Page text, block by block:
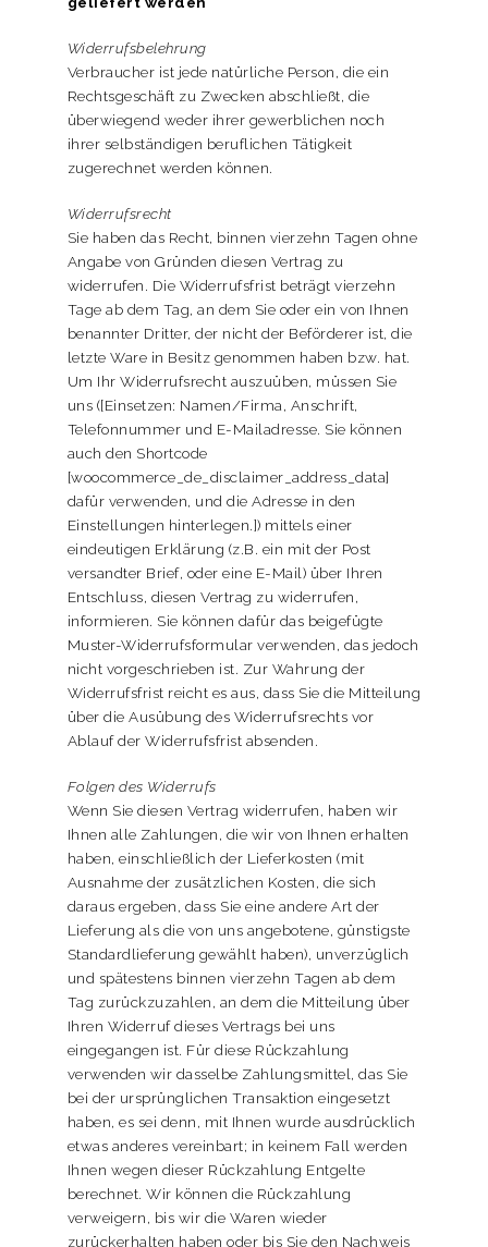
Widerrufsbelehrung
Verbraucher ist jede natürliche Person, die ein
Rechtsgeschäft zu Zwecken abschließt, die
überwiegend weder ihrer gewerblichen noch
ihrer selbständigen beruflichen Tätigkeit
zugerechnet werden können.
Widerrufsrecht
Sie haben das Recht, binnen vierzehn Tagen ohne
Angabe von Gründen diesen Vertrag zu
widerrufen. Die Widerrufsfrist beträgt vierzehn
Tage ab dem Tag, an dem Sie oder ein von Ihnen
benannter Dritter, der nicht der Beförderer ist, die
letzte Ware in Besitz genommen haben bzw. hat.
Um Ihr Widerrufsrecht auszuüben, müssen Sie
uns ([Einsetzen: Namen/Firma, Anschrift,
Telefonnummer und E-Mailadresse. Sie können
auch den Shortcode
[woocommerce_de_disclaimer_address_data]
dafür verwenden, und die Adresse in den
Einstellungen hinterlegen.]) mittels einer
eindeutigen Erklärung (z.B. ein mit der Post
versandter Brief, oder eine E-Mail) über Ihren
Entschluss, diesen Vertrag zu widerrufen,
informieren. Sie können dafür das beigefügte
Muster-Widerrufsformular verwenden, das jedoch
nicht vorgeschrieben ist. Zur Wahrung der
Widerrufsfrist reicht es aus, dass Sie die Mitteilung
über die Ausübung des Widerrufsrechts vor
Ablauf der Widerrufsfrist absenden.
Folgen des Widerrufs
Wenn Sie diesen Vertrag widerrufen, haben wir
Ihnen alle Zahlungen, die wir von Ihnen erhalten
haben, einschließlich der Lieferkosten (mit
Ausnahme der zusätzlichen Kosten, die sich
daraus ergeben, dass Sie eine andere Art der
Lieferung als die von uns angebotene, günstigste
Standardlieferung gewählt haben), unverzüglich
und spätestens binnen vierzehn Tagen ab dem
Tag zurückzuzahlen, an dem die Mitteilung über
Ihren Widerruf dieses Vertrags bei uns
eingegangen ist. Für diese Rückzahlung
verwenden wir dasselbe Zahlungsmittel, das Sie
bei der ursprünglichen Transaktion eingesetzt
haben, es sei denn, mit Ihnen wurde ausdrücklich
etwas anderes vereinbart; in keinem Fall werden
Ihnen wegen dieser Rückzahlung Entgelte
berechnet. Wir können die Rückzahlung
verweigern, bis wir die Waren wieder
zurückerhalten haben oder bis Sie den Nachweis